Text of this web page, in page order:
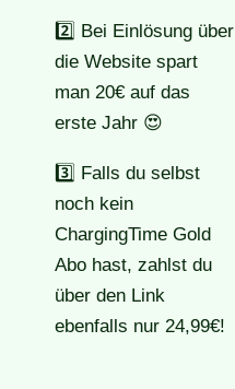
2️⃣ Bei Einlösung über
die Website spart
man 20€ auf das
erste Jahr 😍
3️⃣ Falls du selbst
noch kein
ChargingTime Gold
Abo hast, zahlst du
über den Link
ebenfalls nur 24,99€!